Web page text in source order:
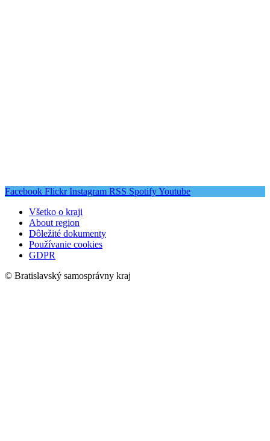
Facebook Flickr Instagram RSS SpotifyYoutube
Všetko o kraji
About region
Dôležité dokumenty
Používanie cookies
GDPR
© Bratislavský samosprávny kraj